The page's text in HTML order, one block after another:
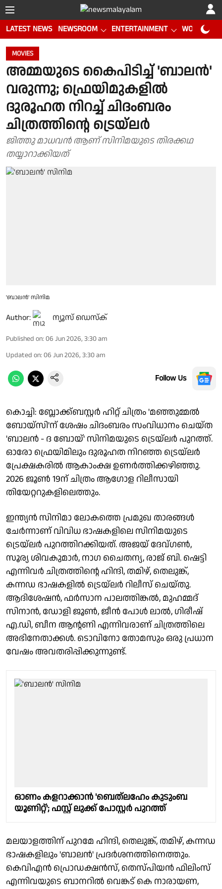
LATEST NEWS NEWSROOM ENTERTAINMENT WORLD CUP
MOVIES
അമ്മയുടെ കൈപിടിച്ച് 'ബാലൻ'
വരുന്നു; ഫ്രെയിമുകളിൽ
ദുരൂഹത നിറച്ച് ചിദംബരം
ചിത്രത്തിന്റെ ട്രെയ്‌‍ലർ
ജിത്തു മാധവൻ ആണ് സിനിമയുടെ തിരക്കഥ
തയ്യാറാക്കിയത്
'ബാലൻ' സിനിമ
Author: ന്യൂസ് ഡെസ്ക്
Published on: 06 Jun 2026, 3:30 am
Updated on: 06 Jun 2026, 3:30 am
Follow Us
കൊച്ചി: ബ്ലോക്ക്ബസ്റ്റർ ഹിറ്റ് ചിത്രം 'മഞ്ഞുമ്മൽ
ബോയ്സി‌'ന് ശേഷം ചിദംബരം സംവിധാനം ചെയ്ത
'ബാലൻ - ദ ബോയ്' സിനിമയുടെ ട്രെയ്‌ലർ പുറത്ത്.
ഓരോ ഫ്രെയിമിലും ദുരൂഹത നിറഞ്ഞ ട്രെയ്‌ലർ
പ്രേക്ഷകരിൽ ആകാംക്ഷ ഉണർത്തിക്കഴിഞ്ഞു.
2026 ജൂൺ 19ന് ചിത്രം ആഗോള റിലീസായി
തിയേറ്ററുകളിലെത്തും.
ഇന്ത്യൻ സിനിമാ ലോകത്തെ പ്രമുഖ താരങ്ങൾ
ചേർന്നാണ് വിവിധ ഭാഷകളിലെ സിനിമയുടെ
ട്രെയ്‌‍ലർ പുറത്തിറക്കിയത്. അജയ് ദേവ്ഗൺ,
സൂര്യ ശിവകുമാർ, നാഗ ചൈതന്യ, രാജ് ബി. ഷെട്ടി
എന്നിവർ ചിത്രത്തിന്റെ ഹിന്ദി, തമിഴ്, തെലുങ്ക്,
കന്നഡ ഭാഷകളിൽ ട്രെയ്‌ലർ റിലീസ് ചെയ്തു.
ആദിശേഷൻ, ഫർസാന പാലത്തിങ്കൽ, മുഹമ്മദ്
സിനാൻ, ഡോളി ജൂൺ, ജീൻ പോൾ ലാൽ, ഗിരീഷ്
എ.ഡി, ബീന ആന്റണി എന്നിവരാണ് ചിത്രത്തിലെ
അഭിനേതാക്കൾ. ടൊവിനോ തോമസും ഒരു പ്രധാന
വേഷം അവതരിപ്പിക്കുന്നുണ്ട്.
ഓണം കളറാക്കാൻ 'ബെത്‌ലഹേം കുടുംബ
യൂണിറ്റ്'; ഫസ്റ്റ് ലുക്ക് പോസ്റ്റർ പുറത്ത്
മലയാളത്തിന് പുറമേ ഹിന്ദി, തെലുങ്ക്, തമിഴ്, കന്നഡ
ഭാഷകളിലും 'ബാലൻ' പ്രദർശനത്തിനെത്തും.
കെവിഎൻ പ്രൊഡക്ഷൻസ്, തെസ്‌പിയൻ ഫിലിംസ്
എന്നിവയുടെ ബാനറിൽ വെങ്കട് കെ നാരായണ,